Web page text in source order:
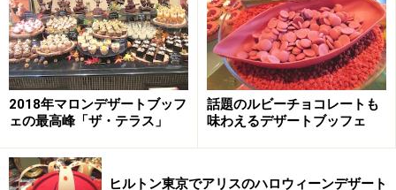
2018年マロンデザートブッフ
ェの最高峰「ザ・テラス」
話題のルビーチョコレートも
味わえるデザートブッフェ
ヒルトン東京でアリスのハロウィーンデザート